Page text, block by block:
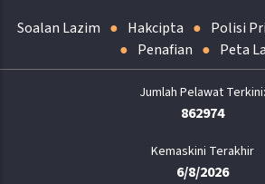
Soalan Lazim Hakcipta
Polisi
Penafian
Peta
862974
Kemaskini Terakhir
6/8/2026